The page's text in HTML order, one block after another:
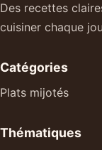
Des recettes
cuisiner chaque
Catégories
Plats mijotés
Thématiques